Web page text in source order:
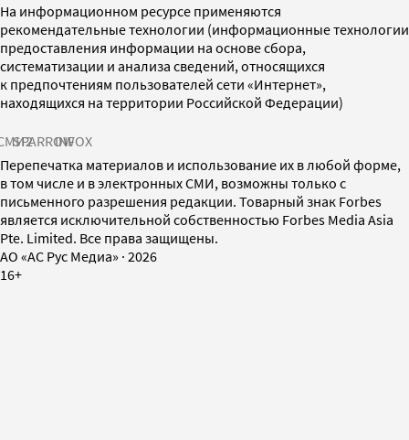
На информационном ресурсе применяются
рекомендательные технологии (информационные технологии
предоставления информации на основе сбора,
систематизации и анализа сведений, относящихся
к предпочтениям пользователей сети «Интернет»,
находящихся на территории Российской Федерации)
SPARROWINFOX
Перепечатка материалов и использование их в любой форме,
в том числе и в электронных СМИ, возможны только с
письменного разрешения редакции. Товарный знак Forbes
является исключительной собственностью Forbes Media Asia
Pte. Limited. Все права защищены.
AO «АС Рус Медиа» · 2026
16+